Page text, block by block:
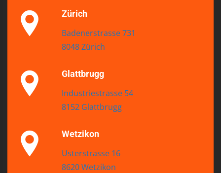
Zürich
Badenerstrasse 731
8048 Zürich
Glattbrugg
Industriestrasse 54
8152 Glattbrugg
Wetzikon
Usterstrasse 16
8620 Wetzikon